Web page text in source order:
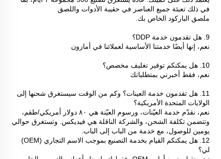
في ذلك تعبئة جميع العناصر في حقيبة الأدوات واللصق
ملصق الباركود الخاص بك.
9. هل تقدمون خدمة DDP؟
نعم، إنها أيضًا خدمتنا الأساسية لعملائنا في أمازون
10. هل يمكنكم توفير تغليف مخصص؟
نعم، فقط أخبرني بمتطلباتك
الولايات المتحدة الأمريكية؟
يومين للوصول، مع خدمة من الباب إلى الباب.
لي؟